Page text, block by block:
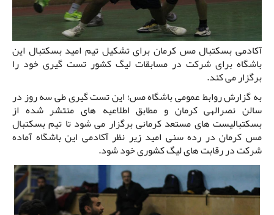
آکادمی بسکتبال مس کرمان برای تشکیل تیم امید بسکتبال این
باشگاه برای شرکت در مسابقات لیگ کشور تست گیری خود را
برگزار می کند.
به گزارش روابط عمومی باشگاه مس؛ این تست گیری طی سه روز در
سالن نصرالهی کرمان و مطابق اطلاعیه های منتشر شده از
بسکتبالیست های مستعد کرمانی برگزار می شود تا تیم بسکتبال
مس کرمان در رده سنی امید زیر نظر آکادمی این باشگاه آماده
شرکت در رقابت های لیگ کشوری خود شود.